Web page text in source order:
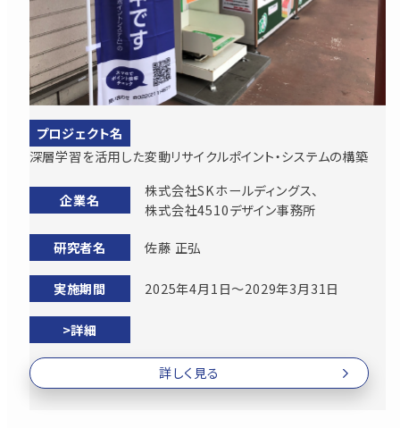
深層学習を活用した変動リサイクルポイント・システムの構築
株式会社SKホールディングス、
株式会社4510デザイン事務所
佐藤 正弘
2025年4月1日〜2029年3月31日
詳しく見る